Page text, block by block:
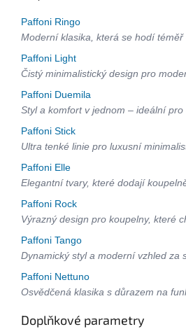
Paffoni Ringo
Moderní klasika, která se hodí téměř
Paffoni Light
Čistý minimalistický design pro
Paffoni Duemila
Styl a komfort v jednom – ideální pro
Paffoni Stick
Ultra tenké linie pro luxusní
Paffoni Elle
Elegantní tvary, které dodají
Paffoni Rock
Výrazný design pro koupelny, které
Paffoni Tango
Dynamický styl a moderní vzhled za
Paffoni Nettuno
Osvědčená klasika s důrazem na
Doplňkové parametry